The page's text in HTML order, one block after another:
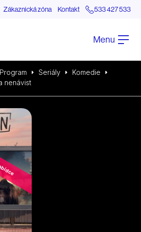
Zákaznická zóna Kontakt 533 427 533
Menu
Program Seriály
Komedie
nenávist